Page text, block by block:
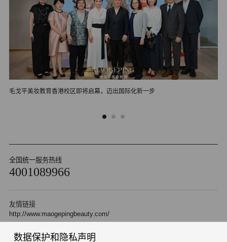
毛戈平美妆教育香港校区即将启幕，迈出国际化新一步
全国统一服务热线
4001089966
友情链接
http://www.maogepingbeauty.com/
数据保护和隐私声明